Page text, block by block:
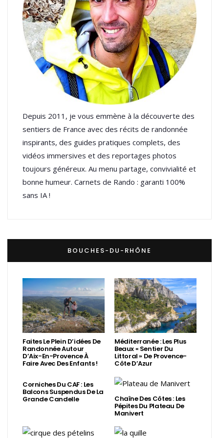
Depuis 2011, je vous emmène à la découverte des
sentiers de France avec des récits de randonnée
inspirants, des guides pratiques complets, des
vidéos immersives et des reportages photos
toujours généreux. Au menu partage, convivialité et
bonne humeur. Carnets de Rando : garanti 100%
sans IA !
BOUCHES-DU-RHÔNE
Faites Le Plein D’idées De
Randonnée Autour
D’Aix-En-Provence À
Faire Avec Des Enfants !
Méditerranée : Les Plus
Beaux « Sentier Du
Littoral » De Provence-
Côte D’Azur
Corniches Du CAF : Les
Balcons Suspendus De La
Grande Candelle Chaîne Des Côtes : Les
Pépites Du Plateau De
Manivert